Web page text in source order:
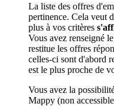
La liste des offres
pertinence. Cela veut
plus à vos critères
Vous avez renseigné
restitue les offres
celles-ci sont d'abord
est le plus proche de
Vous avez la
Mappy (non